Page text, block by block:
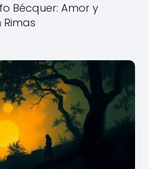
Bécquer: Amor y